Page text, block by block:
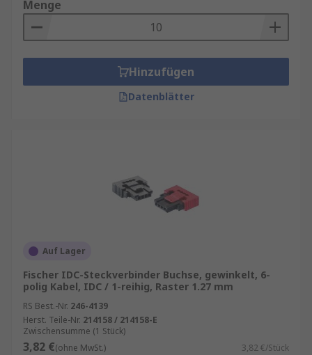
Beschaffungslösungen von IDC-Connector mit
unseren
RS Procurement Solutions
Menge
Hinzufügen
Datenblätter
Auf Lager
Fischer IDC-Steckverbinder Buchse, gewinkelt, 6-
polig Kabel, IDC / 1-reihig, Raster 1.27 mm
RS Best.-Nr. 246-4139
Herst. Teile-Nr. 214158 / 214158-E
Zwischensumme (1 Stück)
3,82 €(ohne MwSt.) 3,82 €/Stück